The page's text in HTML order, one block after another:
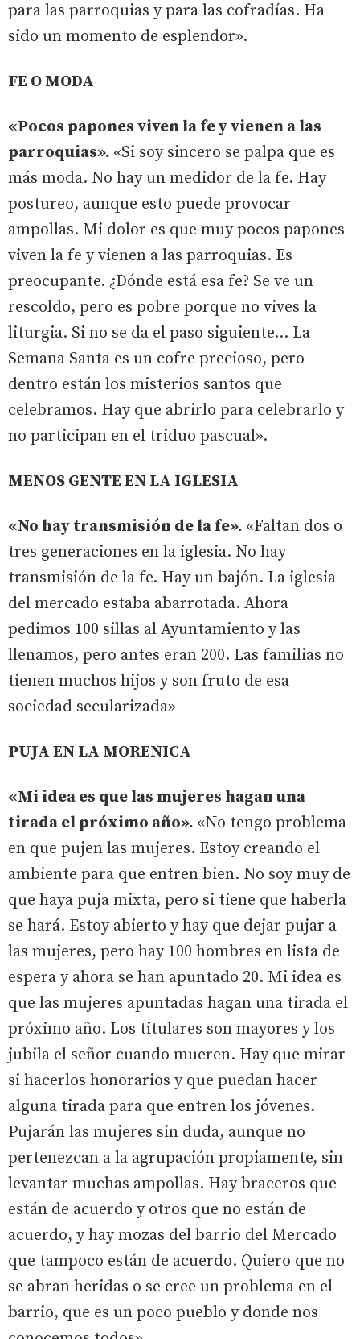
para las parroquias y para las cofradías. Ha
sido un momento de esplendor».
FE O MODA
«Pocos papones viven la fe y vienen a las
parroquias». «Si soy sincero se palpa que es
más moda. No hay un medidor de la fe. Hay
postureo, aunque esto puede provocar
ampollas. Mi dolor es que muy pocos papones
viven la fe y vienen a las parroquias. Es
preocupante. ¿Dónde está esa fe? Se ve un
rescoldo, pero es pobre porque no vives la
liturgia. Si no se da el paso siguiente… La
Semana Santa es un cofre precioso, pero
dentro están los misterios santos que
celebramos. Hay que abrirlo para celebrarlo y
no participan en el triduo pascual».
MENOS GENTE EN LA IGLESIA
«No hay transmisión de la fe». «Faltan dos o
tres generaciones en la iglesia. No hay
transmisión de la fe. Hay un bajón. La iglesia
del mercado estaba abarrotada. Ahora
pedimos 100 sillas al Ayuntamiento y las
llenamos, pero antes eran 200. Las familias no
tienen muchos hijos y son fruto de esa
sociedad secularizada»
PUJA EN LA MORENICA
«Mi idea es que las mujeres hagan una
tirada el próximo año». «No tengo problema
en que pujen las mujeres. Estoy creando el
ambiente para que entren bien. No soy muy de
que haya puja mixta, pero si tiene que haberla
se hará. Estoy abierto y hay que dejar pujar a
las mujeres, pero hay 100 hombres en lista de
espera y ahora se han apuntado 20. Mi idea es
que las mujeres apuntadas hagan una tirada el
próximo año. Los titulares son mayores y los
jubila el señor cuando mueren. Hay que mirar
si hacerlos honorarios y que puedan hacer
alguna tirada para que entren los jóvenes.
Pujarán las mujeres sin duda, aunque no
pertenezcan a la agrupación propiamente, sin
levantar muchas ampollas. Hay braceros que
están de acuerdo y otros que no están de
acuerdo, y hay mozas del barrio del Mercado
que tampoco están de acuerdo. Quiero que no
se abran heridas o se cree un problema en el
barrio, que es un poco pueblo y donde nos